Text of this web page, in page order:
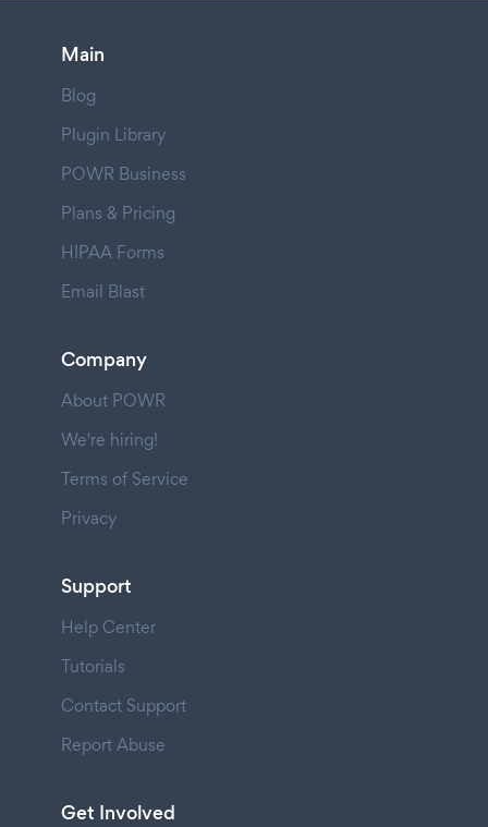
Main
Blog
Plugin Library
POWR Business
Plans & Pricing
HIPAA Forms
Email Blast
Company
About POWR
We're hiring!
Terms of Service
Privacy
Support
Help Center
Tutorials
Contact Support
Report Abuse
Get Involved